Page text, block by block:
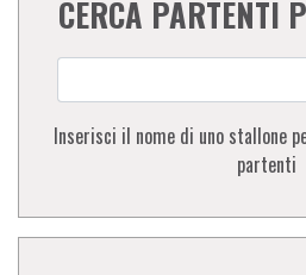
CERCA PARTENTI
Inserisci il nome di uno stallone
partenti